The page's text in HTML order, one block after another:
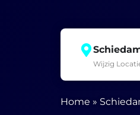
Wijzig
Home »